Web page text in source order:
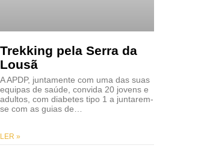
Trekking pela Serra da
Lousã
A APDP, juntamente com uma das suas
equipas de saúde, convida 20 jovens e
adultos, com diabetes tipo 1 a juntarem-
se com as guias de…
LER »